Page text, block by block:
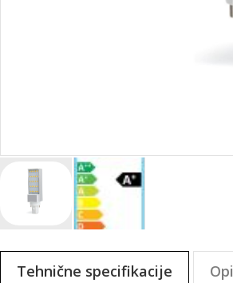
na
začetekTehnične specifikacije